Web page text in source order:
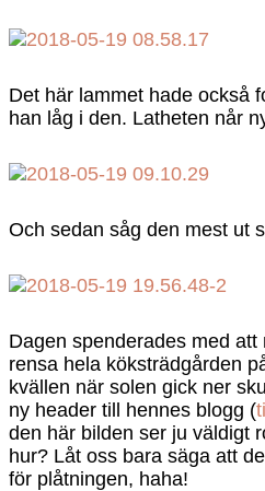
Det här lammet hade också
han låg i den. Latheten når
Och sedan såg den mest ut
Dagen spenderades med
rensa hela köksträdgården
kvällen när solen gick ner
ny header till hennes blogg (
den här bilden ser ju väldigt
hur? Låt oss bara säga att
för plåtningen, haha!